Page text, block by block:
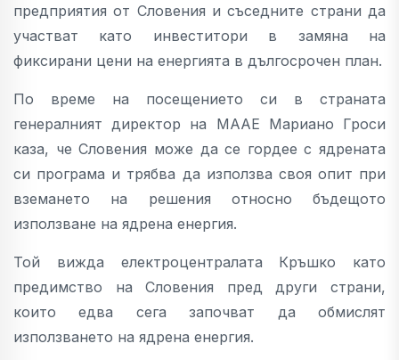
предприятия от Словения и съседните страни да
участват като инвеститори в замяна на
фиксирани цени на енергията в дългосрочен план.
По време на посещението си в страната
генералният директор на МААЕ Мариано Гроси
каза, че Словения може да се гордее с ядрената
си програма и трябва да използва своя опит при
вземането на решения относно бъдещото
използване на ядрена енергия.
Той вижда електроцентралата Кръшко като
предимство на Словения пред други страни,
които едва сега започват да обмислят
използването на ядрена енергия.